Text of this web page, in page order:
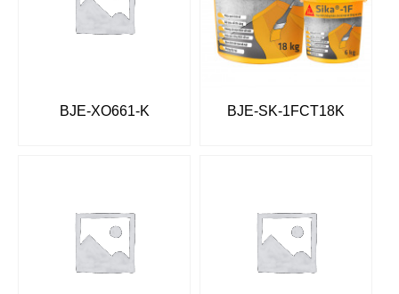
BJE-XO661-K BJE-SK-1FCT18K